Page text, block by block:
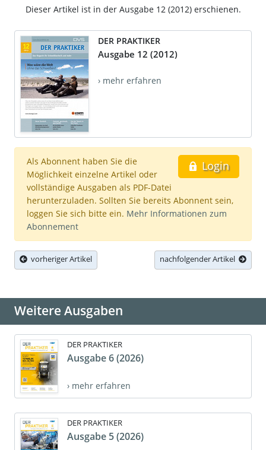
Dieser Artikel ist in der Ausgabe 12 (2012) erschienen.
DER PRAKTIKER
Ausgabe 12 (2012)
› mehr erfahren
Login
Als Abonnent haben Sie die
Möglichkeit einzelne Artikel oder
vollständige Ausgaben als PDF-Datei
herunterzuladen. Sollten Sie bereits Abonnent sein,
loggen Sie sich bitte ein. Mehr Informationen zum
Abonnement
vorheriger Artikel nachfolgender Artikel
Weitere Ausgaben
DER PRAKTIKER
Ausgabe 6 (2026)
› mehr erfahren
DER PRAKTIKER
Ausgabe 5 (2026)